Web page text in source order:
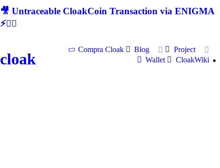
🎥 Untraceable CloakCoin Transaction via ENIGMA
⚡🕵‍♂
cloak
Compra Cloak Blog
Project
Wallet
CloakWiki